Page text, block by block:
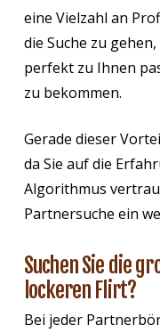
eine Vielzahl an
die Suche zu
perfekt zu Ihnen
zu bekommen.
Gerade dieser
da Sie auf die
Algorithmus
Partnersuche ein
Suchen Sie die
lockeren Flirt?
Bei jeder